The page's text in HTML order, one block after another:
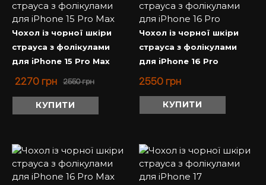
Чохол із чорної шкіри
страуса з фолікулами
для iPhone 15 Pro Max
2550грн
2270 грн
КУПИТИ
Чохол із чорної шкіри
страуса з фолікулами
для iPhone 16 Pro
2550 грн
КУПИТИ